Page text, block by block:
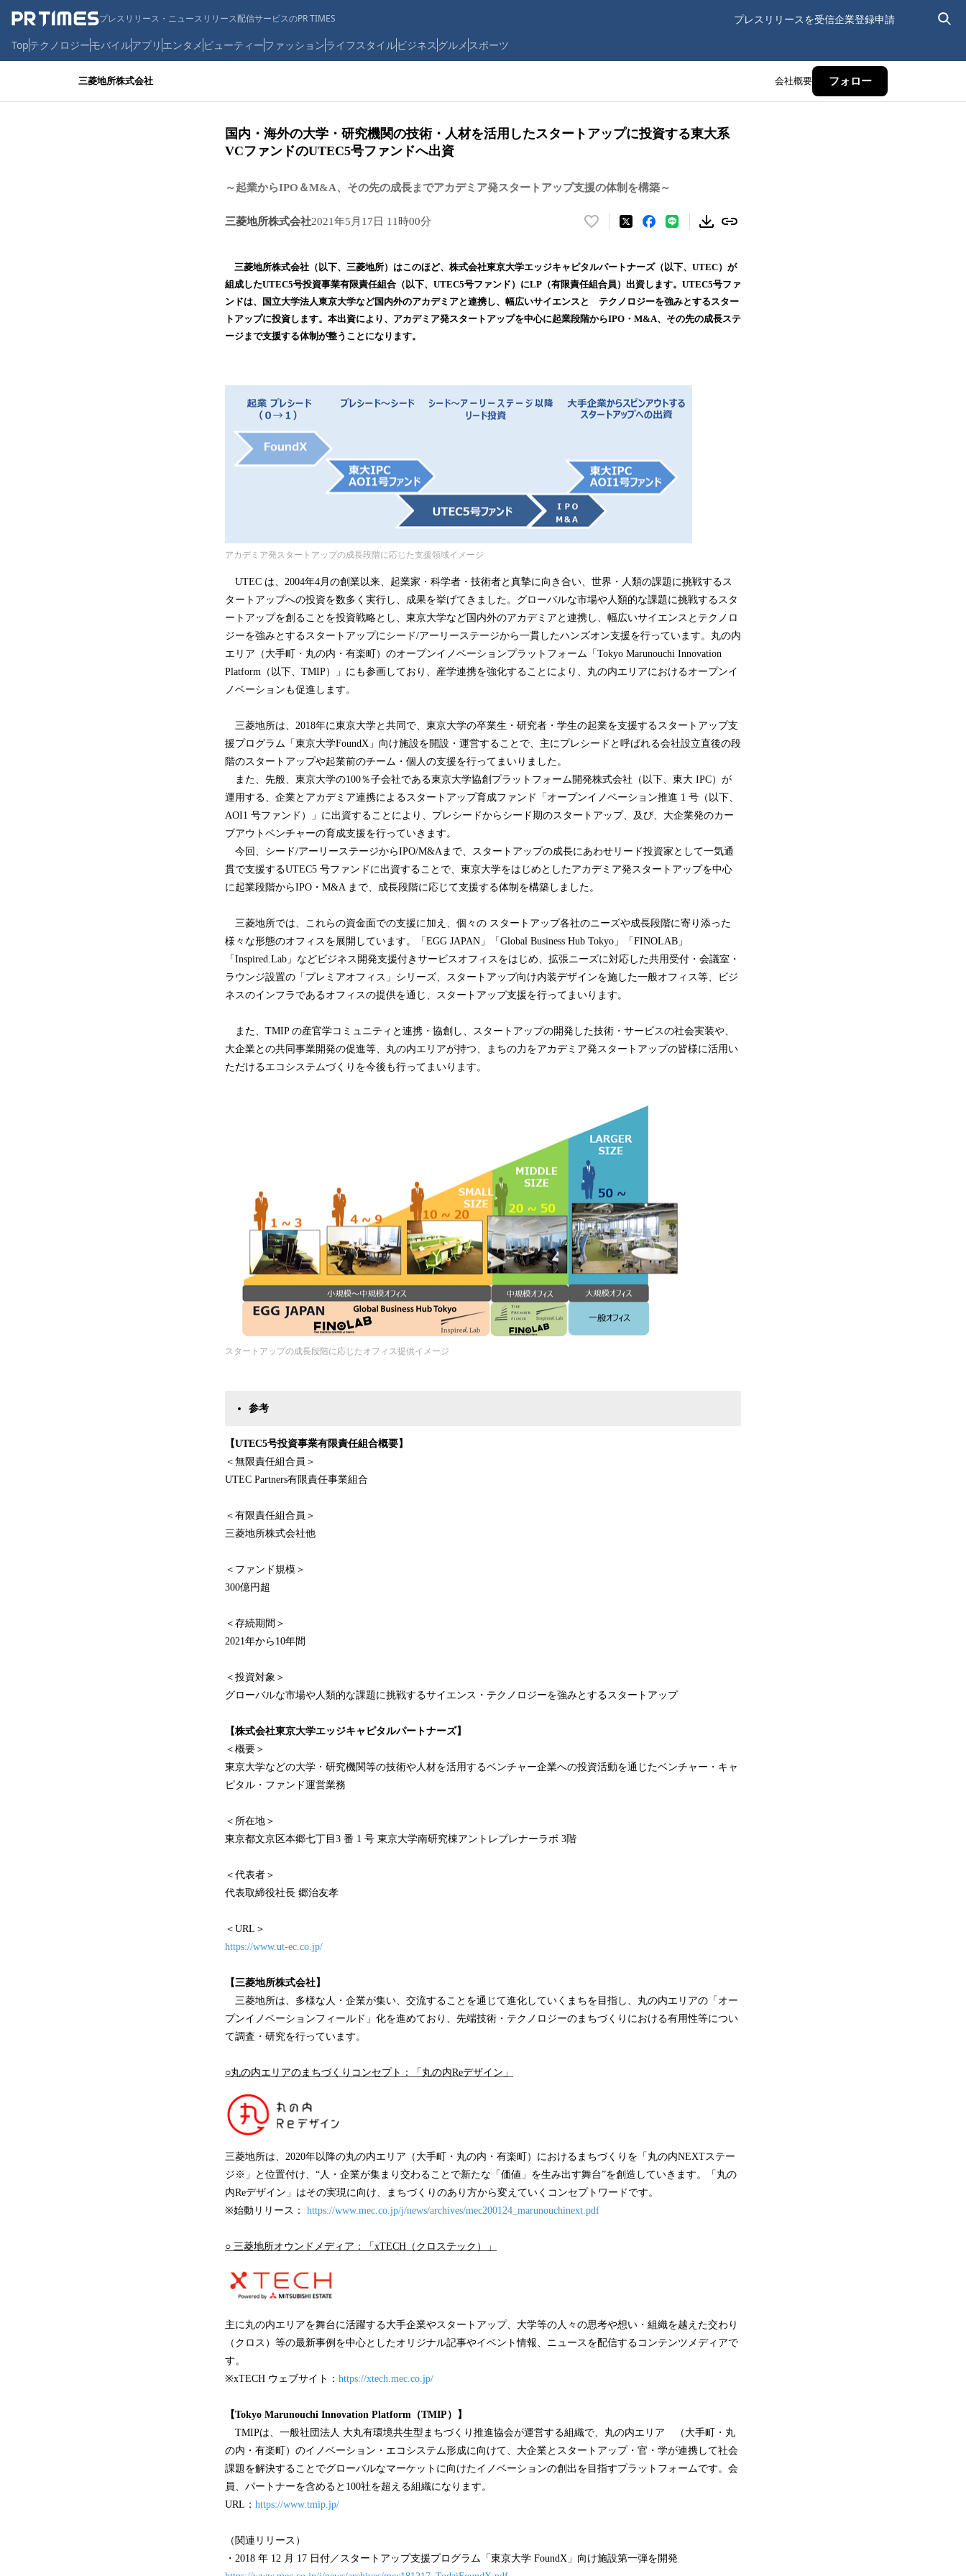
プレスリリース・ニュースリリース配信サービスのPR TIMES プレスリリースを受信企業登録申請
Topテクノロジーモバイルアプリ エンタメ ビューティーファッションライフスタイルビジネス グルメ スポーツ
三菱地所株式会社 会社概要 フォロー
国内・海外の大学・研究機関の技術・人材を活用したスタートアップに投資する東大系
VCファンドのUTEC5号ファンドへ出資
～起業からIPO＆M&A、その先の成長までアカデミア発スタートアップ支援の体制を構築～
三菱地所株式会社2021年5月17日 11時00分
い
！
数
を
読
す
​ 三菱地所株式会社（以下、三菱地所）はこのほど、株式会社東京大学エッジキャピタルパートナーズ（以下、UTEC）が
組成したUTEC5号投資事業有限責任組合（以下、UTEC5号ファンド）にLP（有限責任組合員）出資します。UTEC5号ファ
ンドは、国立大学法人東京大学など国内外のアカデミアと連携し、幅広いサイエンスと テクノロジーを強みとするスター
トアップに投資します。本出資により、アカデミア発スタートアップを中心に起業段階からIPO・M&A、その先の成長ステ
ージまで支援する体制が整うことになります。
アカデミア発スタートアップの成長段階に応じた支援領域イメージ
UTEC は、2004年4月の創業以来、起業家・科学者・技術者と真摯に向き合い、世界・人類の課題に挑戦するス
タートアップへの投資を数多く実行し、成果を挙げてきました。グローバルな市場や人類的な課題に挑戦するスタ
ートアップを創ることを投資戦略とし、東京大学など国内外のアカデミアと連携し、幅広いサイエンスとテクノロ
ジーを強みとするスタートアップにシード/アーリーステージから一貫したハンズオン支援を行っています。丸の内
エリア（大手町・丸の内・有楽町）のオープンイノベーションプラットフォーム「Tokyo Marunouchi Innovation
Platform（以下、TMIP）」にも参画しており、産学連携を強化することにより、丸の内エリアにおけるオープンイ
ノベーションも促進します。
三菱地所は、2018年に東京大学と共同で、東京大学の卒業生・研究者・学生の起業を支援するスタートアップ支
援プログラム「東京大学FoundX」向け施設を開設・運営することで、主にプレシードと呼ばれる会社設立直後の段
階のスタートアップや起業前のチーム・個人の支援を行ってまいりました。
また、先般、東京大学の100％子会社である東京大学協創プラットフォーム開発株式会社（以下、東大 IPC）が
運用する、企業とアカデミア連携によるスタートアップ育成ファンド「オープンイノベーション推進 1 号（以下、
AOI1 号ファンド）」に出資することにより、プレシードからシード期のスタートアップ、及び、大企業発のカー
ブアウトベンチャーの育成支援を行っていきます。
今回、シード/アーリーステージからIPO/M&Aまで、スタートアップの成長にあわせリード投資家として一気通
貫で支援するUTEC5 号ファンドに出資することで、東京大学をはじめとしたアカデミア発スタートアップを中心
に起業段階からIPO・M&A まで、成長段階に応じて支援する体制を構築しました。
三菱地所では、これらの資金面での支援に加え、個々の スタートアップ各社のニーズや成長段階に寄り添った
様々な形態のオフィスを展開しています。「EGG JAPAN」「Global Business Hub Tokyo」「FINOLAB」
「Inspired.Lab」などビジネス開発支援付きサービスオフィスをはじめ、拡張ニーズに対応した共用受付・会議室・
ラウンジ設置の「プレミアオフィス」シリーズ、スタートアップ向け内装デザインを施した一般オフィス等、ビジ
ネスのインフラであるオフィスの提供を通じ、スタートアップ支援を行ってまいります。
また、TMIP の産官学コミュニティと連携・協創し、スタートアップの開発した技術・サービスの社会実装や、
大企業との共同事業開発の促進等、丸の内エリアが持つ、まちの力をアカデミア発スタートアップの皆様に活用い
ただけるエコシステムづくりを今後も行ってまいります。
スタートアップの成長段階に応じたオフィス提供イメージ
参考
【UTEC5号投資事業有限責任組合概要】
＜無限責任組合員＞
UTEC Partners有限責任事業組合
＜有限責任組合員＞
三菱地所株式会社他
＜ファンド規模＞
300億円超
＜存続期間＞
2021年から10年間
＜投資対象＞
グローバルな市場や人類的な課題に挑戦するサイエンス・テクノロジーを強みとするスタートアップ
【株式会社東京大学エッジキャピタルパートナーズ】
＜概要＞
東京大学などの大学・研究機関等の技術や人材を活用するベンチャー企業への投資活動を通じたベンチャー・キャ
ピタル・ファンド運営業務
＜所在地＞
東京都文京区本郷七丁目3 番 1 号 東京大学南研究棟アントレプレナーラボ 3階
＜代表者＞
代表取締役社長 郷治友孝
＜URL＞
https://www.ut-ec.co.jp/
【三菱地所株式会社】
三菱地所は、多様な人・企業が集い、交流することを通じて進化していくまちを目指し、丸の内エリアの「オー
プンイノベーションフィールド」化を進めており、先端技術・テクノロジーのまちづくりにおける有用性等につい
て調査・研究を行っています。
○丸の内エリアのまちづくりコンセプト：「丸の内Reデザイン」
三菱地所は、2020年以降の丸の内エリア（大手町・丸の内・有楽町）におけるまちづくりを「丸の内NEXTステー
ジ※」と位置付け、“人・企業が集まり交わることで新たな「価値」を生み出す舞台”を創造していきます。「丸の
内Reデザイン」はその実現に向け、まちづくりのあり方から変えていくコンセプトワードです。
※始動リリース： https://www.mec.co.jp/j/news/archives/mec200124_marunouchinext.pdf
○ 三菱地所オウンドメディア：「xTECH（クロステック）」
主に丸の内エリアを舞台に活躍する大手企業やスタートアップ、大学等の人々の思考や想い・組織を越えた交わり
（クロス）等の最新事例を中心としたオリジナル記事やイベント情報、ニュースを配信するコンテンツメディアで
す。
※xTECH ウェブサイト： https://xtech.mec.co.jp/
【Tokyo Marunouchi Innovation Platform（TMIP）】
TMIPは、一般社団法人 大丸有環境共生型まちづくり推進協会が運営する組織で、丸の内エリア （大手町・丸
の内・有楽町）のイノベーション・エコシステム形成に向けて、大企業とスタートアップ・官・学が連携して社会
課題を解決することでグローバルなマーケットに向けたイノベーションの創出を目指すプラットフォームです。会
員、パートナーを含めると100社を超える組織になります。
URL： https://www.tmip.jp/
（関連リリース）
・2018 年 12 月 17 日付／スタートアップ支援プログラム「東京大学 FoundX」向け施設第一弾を開発